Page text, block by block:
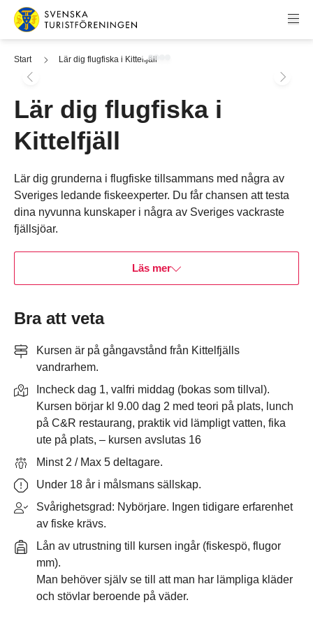
Hoppa till innehåll
Svenska Turistföreningen
Start Lär dig flugfiska i Kittelfjäll
Lär dig flugfiska i
Kittelfjäll
Hoppa till bokningsverktyget
Lär dig grunderna i flugfiske tillsammans med några av
Sveriges ledande fiskeexperter. Du får chansen att testa
dina nyvunna kunskaper i några av Sveriges vackraste
fjällsjöar.
Läs mer
Bra att veta
Kursen är på gångavstånd från Kittelfjälls
vandrarhem.
Incheck dag 1, valfri middag (bokas som tillval).
Kursen börjar kl 9.00 dag 2 med teori på plats, lunch
på C&R restaurang, praktik vid lämpligt vatten, fika
ute på plats, – kursen avslutas 16
Minst 2 / Max 5 deltagare.
Under 18 år i målsmans sällskap.
Svårighetsgrad: Nybörjare. Ingen tidigare erfarenhet
av fiske krävs.
Lån av utrustning till kursen ingår (fiskespö, flugor
mm).
Man behöver själv se till att man har lämpliga kläder
och stövlar beroende på väder.